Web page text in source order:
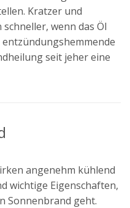
Kratzer und
wenn das Öl
seit jeher eine
angenehm kühlend
wichtige Eigenschaften,
Sonnenbrand geht.